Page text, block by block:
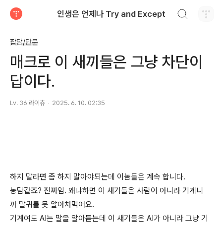
인생은 언제나 Try and Except
잡담/단문
매크로 이 새끼들은 그냥 차단이
답이다.
Lv. 36 라이츄 2025. 6. 10. 02:35
하지 말라면 좀 하지 말아야되는데 이놈들은 계속 합니다.
농담같죠? 진짜임. 왜냐하면 이 새기들은 사람이 아니라 기계니
까 말귀를 못 알아처먹어요.
기계여도 AI는 말을 알아듣는데 이 새기들은 AI가 아니라 그냥 기